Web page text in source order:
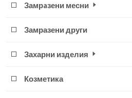
Замрaзени месни
Замразени други
Захарни изделия
Козметика